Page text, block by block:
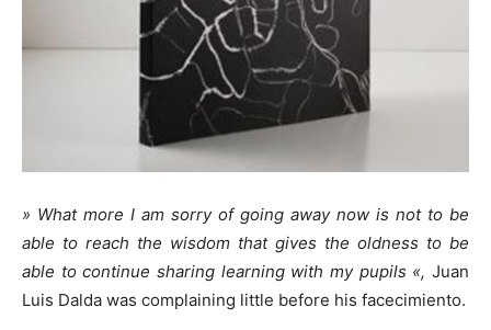
» What more I am sorry of going away now is not to be
able to reach the wisdom that gives the oldness to be
able to continue sharing learning with my pupils «, Juan
Luis Dalda was complaining little before his facecimiento.